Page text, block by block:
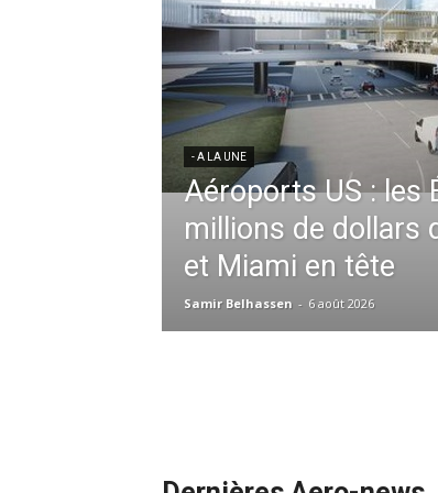
- A LA UNE
Météo
l’anticipation
redéfinit les
Samir Belhassen - 24 juillet 2026